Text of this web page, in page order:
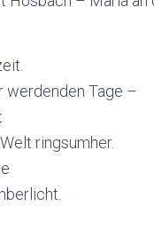
werdenden Tage –
ringsumher.